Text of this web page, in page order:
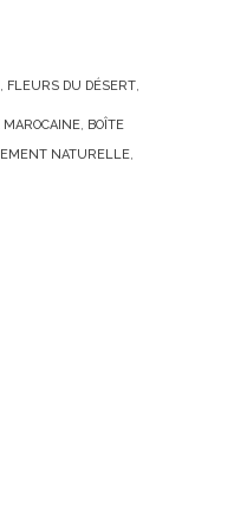
FLEURS DU DÉSERT
MAROCAINE BOÎTE
NATURELLE